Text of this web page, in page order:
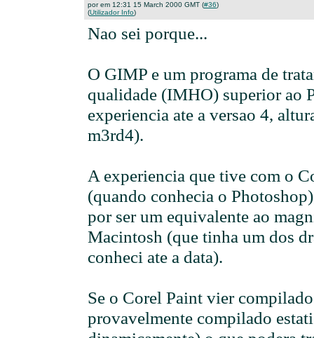
por em 12:31 15 March 2000 GMT (#36)
(Utilizador Info)
Nao sei porque...
O GIMP e um programa de
qualidade (IMHO) superior ao
experiencia ate a versao 4,
m3rd4).
A experiencia que tive com o
(quando conhecia o
por ser um equivalente ao
Macintosh (que tinha um dos
conheci ate a data).
Se o Corel Paint vier
provavelmente compilado